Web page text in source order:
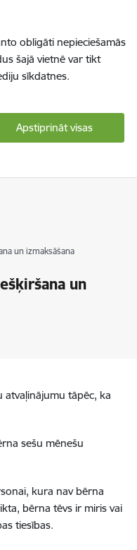
obligāti nepieciešamās
šajā vietnē var tikt
sīkdatnes.
Apstiprināt visas
un izmaksāšana
un
atvaļinājumu tāpēc, ka
sešu mēnešu
kura nav bērna
bērna tēvs ir miris vai
tiesības.